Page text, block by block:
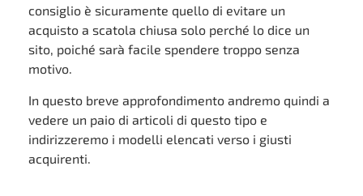
consiglio è sicuramente quello di evitare un
acquisto a scatola chiusa solo perché lo dice un
sito, poiché sarà facile spendere troppo senza
motivo.
In questo breve approfondimento andremo quindi a
vedere un paio di articoli di questo tipo e
indirizzeremo i modelli elencati verso i giusti
acquirenti.